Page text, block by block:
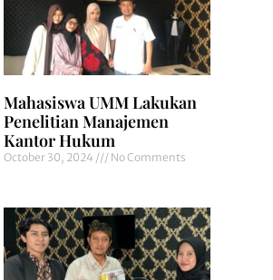
Mahasiswa UMM Lakukan
Penelitian Manajemen
Kantor Hukum
October 30, 2024 No Comments